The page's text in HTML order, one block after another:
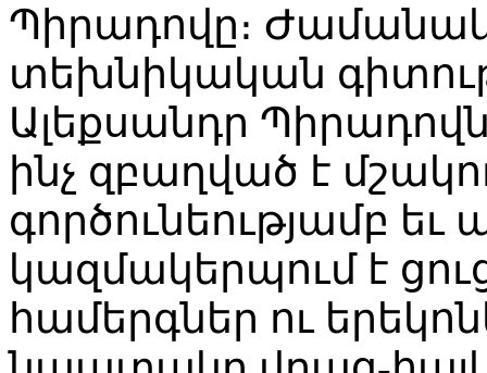
Պիրադովը։
տեխնիկական
Ալեքսանդր
ինչ զբաղված է
գործունեությամբ
կազմակերպում է
համերգներ ու